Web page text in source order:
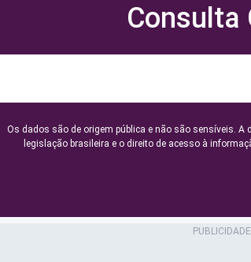
Consulta
Os dados são de origem pública e não são sensíveis.
legislação brasileira e o direito de acesso à